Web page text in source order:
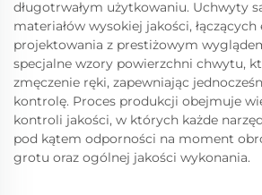
długotrwałym użytkowaniu. Uchwyty
materiałów wysokiej jakości,
projektowania z prestiżowym
specjalne wzory powierzchni chwytu,
zmęczenie ręki, zapewniając
kontrolę. Proces produkcji obejmuje
kontroli jakości, w których każde
pod kątem odporności na moment
grotu oraz ogólnej jakości wykonania.